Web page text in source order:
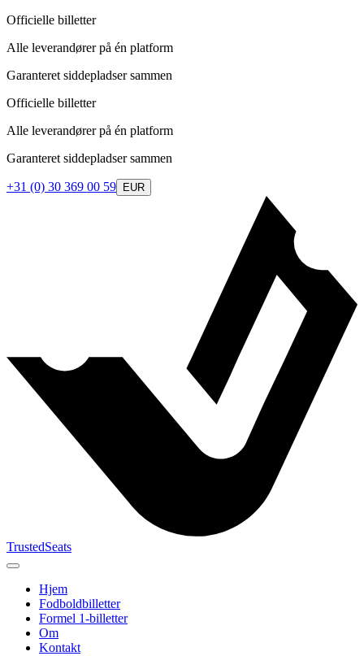
Officielle billetter
Alle leverandører på én platform
Garanteret siddepladser sammen
Officielle billetter
Alle leverandører på én platform
Garanteret siddepladser sammen
+31 (0) 30 369 00 59 EUR
TrustedSeats
Hjem
Fodboldbilletter
Formel 1-billetter
Om
Kontakt